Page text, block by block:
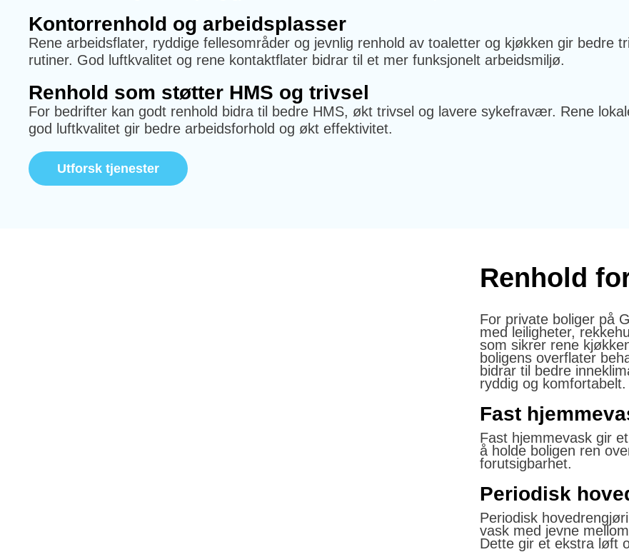
Kontorrenhold og arbeidsplasser
Rene arbeidsflater, ryddige fellesområder og jevnlig renhold av toaletter og kjøkken gir bedre
rutiner. God luftkvalitet og rene kontaktflater bidrar til et mer funksjonelt arbeidsmiljø.
Renhold som støtter HMS og trivsel
For bedrifter kan godt renhold bidra til bedre HMS, økt trivsel og lavere sykefravær. Rene
god luftkvalitet gir bedre arbeidsforhold og økt effektivitet.
Utforsk tjenester
Renhold
For private boliger på
med leiligheter,
som sikrer rene
boligens overflater
bidrar til bedre
ryddig og komfortabelt.
Fast
Fast hjemmevask gir
å holde boligen ren
forutsigbarhet.
Periodisk
Periodisk
vask med jevne
Dette gir et ekstra løft